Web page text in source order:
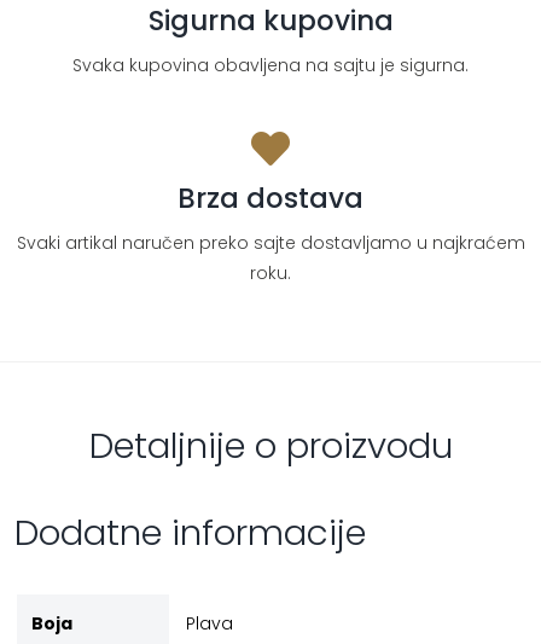
Sigurna kupovina
Svaka kupovina obavljena na sajtu je sigurna.
Brza dostava
Svaki artikal naručen preko sajte dostavljamo u najkraćem
roku.
Detaljnije o proizvodu
Dodatne informacije
Boja Plava